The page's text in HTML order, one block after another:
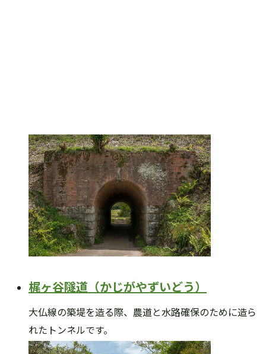
梶ヶ谷隧道（かじがやずいどう）
大仏線の築堤を造る際、農道と水路確保のために造ら
れたトンネルです。